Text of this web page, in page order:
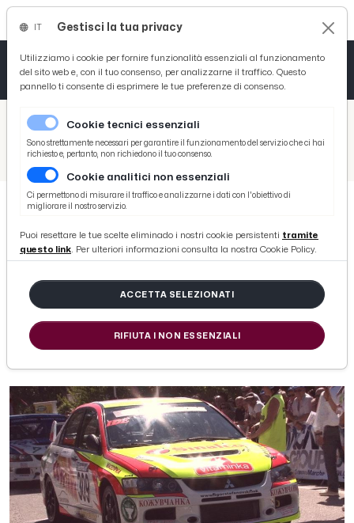
/ Picenotime
/ Coppa Teodori
/ Coppa Paolino Teodori 2014, tutte le vetture N 2000 e 3000
Coppa Paolino Teodori 2014, tutte le
vetture N 2000 e 3000
mercoledì 14 gennaio 2015
Gestisci la tua privacy
Utilizziamo i cookie per fornire funzionalità essenziali al funzionamento
del sito web e, con il tuo consenso, per analizzarne il traffico. Questo
pannello ti consente di esprimere le tue preferenze di consenso.
Cookie tecnici essenziali
Sono strettamente necessari per garantire il funzionamento del servizio che ci hai
richiesto e, pertanto, non richiedono il tuo consenso.
Cookie analitici non essenziali
Ci permettono di misurare il traffico e analizzarne i dati con l'obiettivo di
migliorare il nostro servizio.
Puoi resettare le tue scelte eliminado i nostri cookie persistenti tramite
questo link. Per ulteriori informazioni consulta la nostra Cookie Policy.
ACCETTA SELEZIONATI
RIFIUTA I NON ESSENZIALI
Tutto News
Tutto Sport
Basket
Ciclismo
Tutto Curiosità